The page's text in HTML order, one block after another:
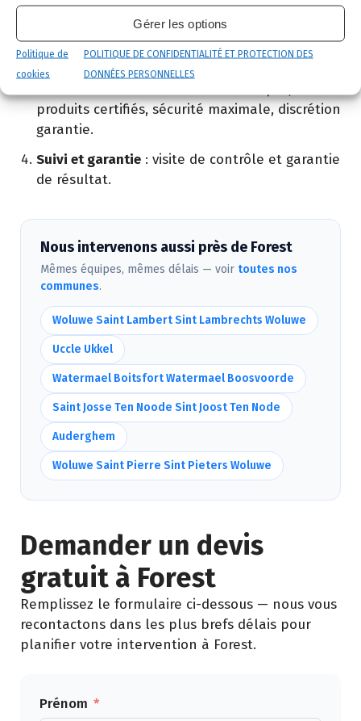
Gérer les options
Politique de
cookies
POLITIQUE DE CONFIDENTIALITÉ ET PROTECTION DES
DONNÉES PERSONNELLES
02 523 21 89. Réponse sous 24h.
Diagnostic gratuit: notre technicien vient
identifier la nuisance et son origine.
produits certifiés, sécurité maximale, discrétion
garantie.
Suivi et garantie : visite de contrôle et garantie
de résultat.
Nous intervenons aussi près de Forest
Mêmes équipes, mêmes délais — voir toutes nos
communes.
Woluwe Saint Lambert Sint Lambrechts Woluwe
Uccle Ukkel
Watermael Boitsfort Watermael Boosvoorde
Saint Josse Ten Noode Sint Joost Ten Node
Auderghem
Woluwe Saint Pierre Sint Pieters Woluwe
Demander un devis
gratuit à Forest
Remplissez le formulaire ci-dessous — nous vous
recontactons dans les plus brefs délais pour
planifier votre intervention à Forest.
Prénom